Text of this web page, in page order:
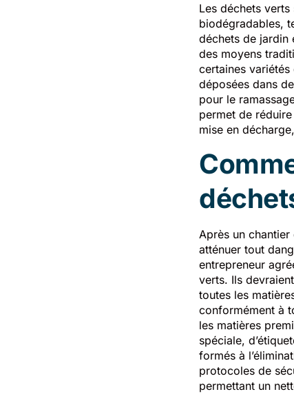
Les déchets
biodégradables,
déchets de jardin
des moyens
certaines
déposées dans
pour le
permet de
mise en
Après un
atténuer tout
entrepreneur
verts. Ils
toutes les
conformément à
les matières
spéciale,
formés à
protocoles de
permettant un